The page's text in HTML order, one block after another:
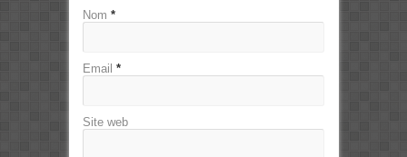
Nom *
Email *
Site web